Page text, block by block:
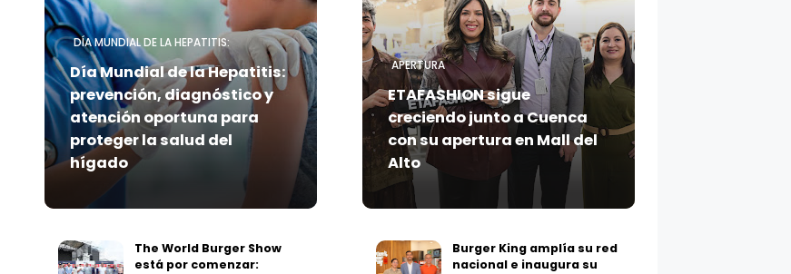
DÍA MUNDIAL DE LA HEPATITIS:
Día Mundial de la Hepatitis:
prevención, diagnóstico y
atención oportuna para
proteger la salud del
hígado
The World Burger Show
está por comenzar:
APERTURA
ETAFASHION sigue
creciendo junto a Cuenca
con su apertura en Mall del
Alto
Burger King amplía su red
nacional e inaugura su